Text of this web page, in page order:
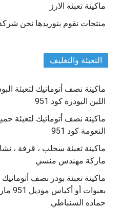
ماكينة تعبئه الارز
منتجات نقوم بتوريدها نحن
التعبئة والتغليف
ماكينة نصف أتوماتيك لتعبئة
اللبن البودرة كود 951
ماكينة نصف أتوماتيك لتعبئة
النعومة كود 951
ماركة مهندس منسي
حماده السنباطي